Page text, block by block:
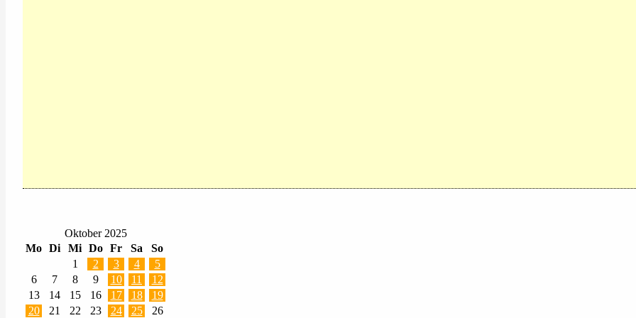
Oktober 2025
Mo Di Mi Do Fr Sa
So
1
2 3 4
5
6
7 8 9 10 11
12
13
14 15 16 17 18
19
20
21 22 23 24 25 26